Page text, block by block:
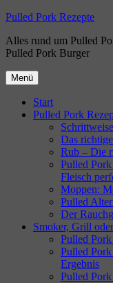
Zum
springen
Pulled Pork Rezepte
Alles rund um Pulled
Pulled Pork Burger
Menü
Start
Pulled Pork
Das
Rub – Die
Pulled
Fleisch
Moppen:
Pulled
Der
Smoker, Grill
Pulled
Pulled
Ergebnis
Pulled